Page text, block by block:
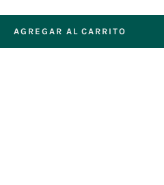
AGREGAR AL CARRITO